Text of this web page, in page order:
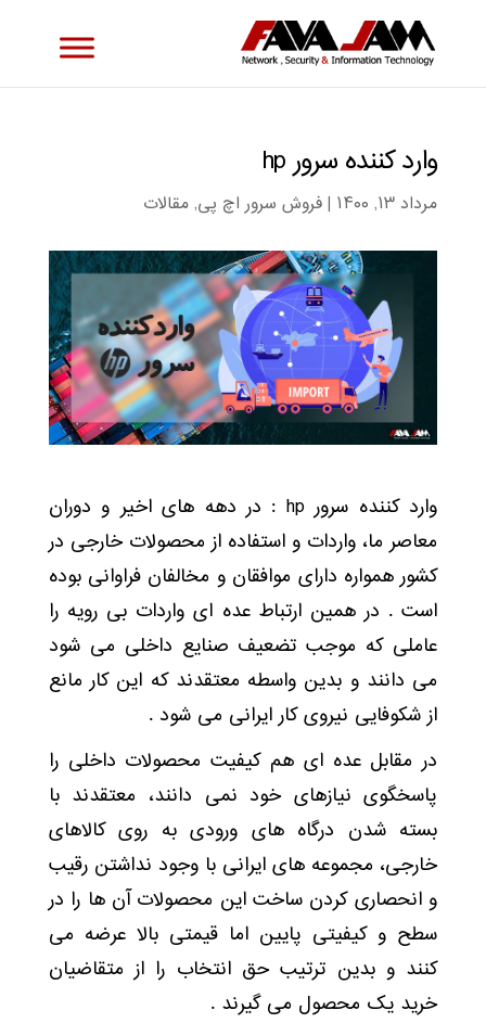
وارد کننده سرور hp
مرداد ۱۳, ۱۴۰۰ |فروش سرور اچ پی,مقالات
وارد کننده سرور hp : در دهه های اخیر و دوران
معاصر ما، واردات و استفاده از محصولات خارجی در
کشور همواره دارای موافقان و مخالفان فراوانی بوده
است . در همین ارتباط عده ای واردات بی رویه را
عاملی که موجب تضعیف صنایع داخلی می شود
می دانند و بدین واسطه معتقدند که این کار مانع
از شکوفایی نیروی کار ایرانی می شود .
در مقابل عده ای هم کیفیت محصولات داخلی را
پاسخگوی نیازهای خود نمی دانند، معتقدند با
بسته شدن درگاه های ورودی به روی کالاهای
خارجی، مجموعه های ایرانی با وجود نداشتن رقیب
و انحصاری کردن ساخت این محصولات آن ها را در
سطح و کیفیتی پایین اما قیمتی بالا عرضه می
کنند و بدین ترتیب حق انتخاب را از متقاضیان
خرید یک محصول می گیرند .